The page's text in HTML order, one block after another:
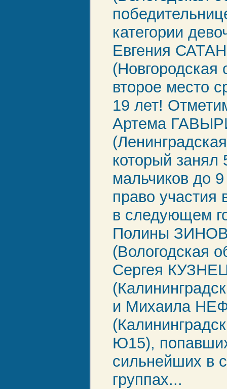
категории
Евгения
(Новгородская
второе место
19 лет!
Артема
который занял
мальчиков до
право
в следующем
Полины
(Вологодская
Сергея
и Михаила
Ю15),
сильнейших в
группах...